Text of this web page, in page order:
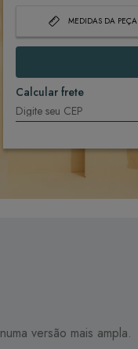
MEDIDAS DA PEÇA
Calcular frete
versão mais ampla.